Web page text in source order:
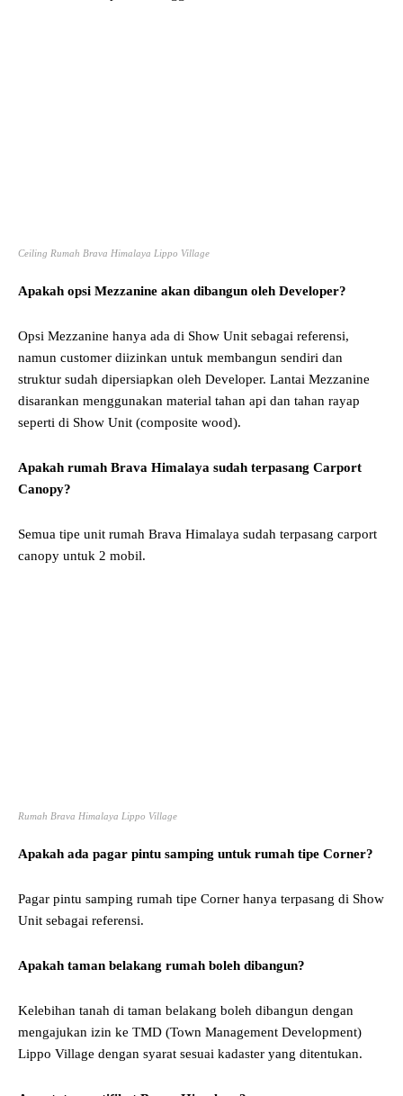
Ceiling Rumah Brava Himalaya Lippo Village
Apakah opsi Mezzanine akan dibangun oleh Developer?
Opsi Mezzanine hanya ada di Show Unit sebagai referensi,
namun customer diizinkan untuk membangun sendiri dan
struktur sudah dipersiapkan oleh Developer. Lantai Mezzanine
disarankan menggunakan material tahan api dan tahan rayap
seperti di Show Unit (composite wood).
Apakah rumah Brava Himalaya sudah terpasang Carport
Canopy?
Semua tipe unit rumah Brava Himalaya sudah terpasang carport
canopy untuk 2 mobil.
Rumah Brava Himalaya Lippo Village
Apakah ada pagar pintu samping untuk rumah tipe Corner?
Pagar pintu samping rumah tipe Corner hanya terpasang di Show
Unit sebagai referensi.
Apakah taman belakang rumah boleh dibangun?
Kelebihan tanah di taman belakang boleh dibangun dengan
mengajukan izin ke TMD (Town Management Development)
Lippo Village dengan syarat sesuai kadaster yang ditentukan.